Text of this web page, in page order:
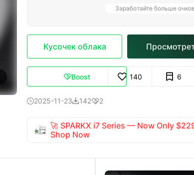
Заработайте больше очков
Кусочек облака
Boost 140 6
2025-11-231422
🚀 SPARKX i7 Series — Now Only
Shop Now